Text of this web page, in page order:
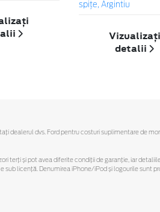
spiţe, Argintiu
Vizualizați
detalii
dealerul dvs. Ford pentru costuri suplimentare de
terți și pot avea diferite condiții de garanție, iar
licență. Denumirea iPhone/iPod și logourile sunt